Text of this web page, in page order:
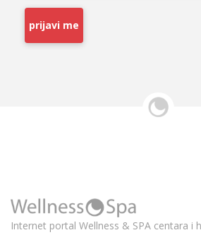
prijavi me
Internet portal Wellness & SPA centara i